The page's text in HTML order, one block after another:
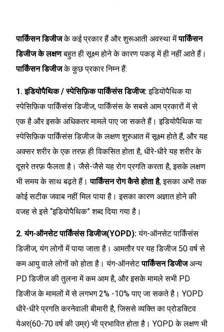
पार्किंसन डिजीजके कई प्रकार हैं और शुरूआती अवस्था मेंपार्किंसन
डिजीज के लक्षणबहुत ही सूक्ष्म होने के कारण पकड़ में ही नहीं आते हैं।
पार्किंसन डिजीजके कुछ प्रकार निम्न हैं:
1. इडियोपैथिक / स्पेसिफ़िक पार्किंसंस डिजीज:इडियोपैथिक या
स्पेसिफ़िक पार्किंसंस डिजीज, पार्किंसंस के सबसे आम प्रकारों में से
एक है और इसके अधिकतर मामले पाए जा सकते हैं। इडियोपैथिक या
स्पेसिफ़िक पार्किंसंस डिजीज के लक्षण शुरुआत में सूक्ष्म होते हैं, और यह
अक्सर शरीर के एक तरफ़ ही विकसित होता है, धीरे-धीरे यह शरीर के
दूसरे तरफ़ फैलता है। जैसे-जैसे यह रोग प्रगति करता है, इसके लक्षण
भी समय के साथ बढ़ते हैं।पार्किंसन रोग कैसे होता है, इसका अभी तक
कोई सटीक जवाब नहीं मिल पाया है। इसका कारण अज्ञात होने की
वजह से इसे “इडियोपैथिक” शब्द दिया गया है।
2. यंग-ऑनसेट पार्किंसंस डिजीज(YOPD):यंग-ऑनसेट पार्किंसंस
डिजीज, यंग लोगों में पाया जाता है। आमतौर पर यह डिजीज 50 वर्ष से
कम आयु वाले लोगों को होता है। यंग-ऑनसेटपार्किंसन डिजीजअन्य
PD डिजीज की तुलना में कम आम है, और इसके मामले सभी PD
डिजीज के मामलों में से लगभग 2% -10% पाए जा सकते है। YOPD
धीरे-धीरे प्रगति करनेवाली बीमारी है, जिससे व्यक्ति का प्रोडक्टिव
येअर(60-70 वर्ष की उम्र) भी प्रभावित होता है। YOPD के लक्षण भी